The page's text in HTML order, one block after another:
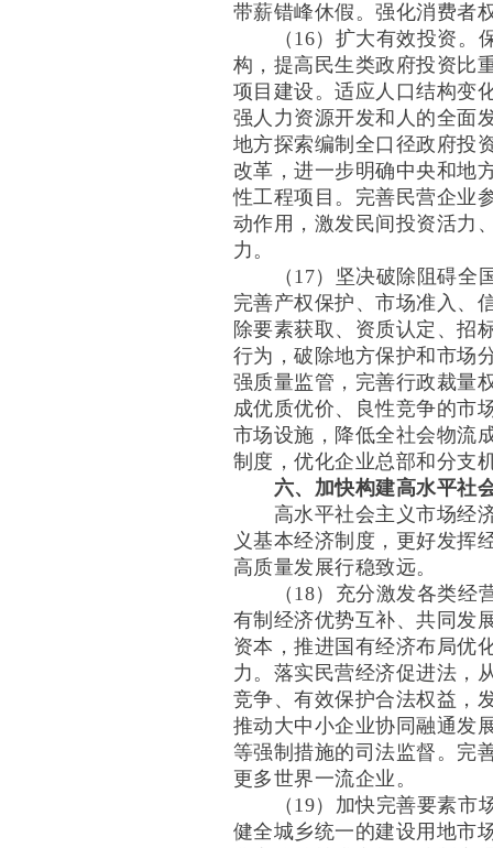
带薪错峰休假。强化消费者
（16）扩大有效投资。保
构，提高民生类政府投资比
项目建设。适应人口结构变
强人力资源开发和人的全面
地方探索编制全口径政府投
改革，进一步明确中央和地
性工程项目。完善民营企业
动作用，激发民间投资活力
力。
（17）坚决破除阻碍全国
完善产权保护、市场准入、
除要素获取、资质认定、招
行为，破除地方保护和市场
强质量监管，完善行政裁量
成优质优价、良性竞争的市
市场设施，降低全社会物流
制度，优化企业总部和分支
六、加快构建高水平社
高水平社会主义市场经济
义基本经济制度，更好发挥
高质量发展行稳致远。
（18）充分激发各类经营
有制经济优势互补、共同发
资本，推进国有经济布局优
力。落实民营经济促进法，
竞争、有效保护合法权益，
推动大中小企业协同融通发
等强制措施的司法监督。完
更多世界一流企业。
（19）加快完善要素市场
健全城乡统一的建设用地市